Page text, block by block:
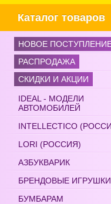
Каталог товаров
НОВОЕ
РАСПРОДАЖА
СКИДКИ И АКЦИИ
IDEAL - МОДЕЛИ
АВТОМОБИЛЕЙ
INTELLECTICO
LORI (РОССИЯ)
АЗБУКВАРИК
БРЕНДОВЫЕ ИГРУШКИ
БУМБАРАМ